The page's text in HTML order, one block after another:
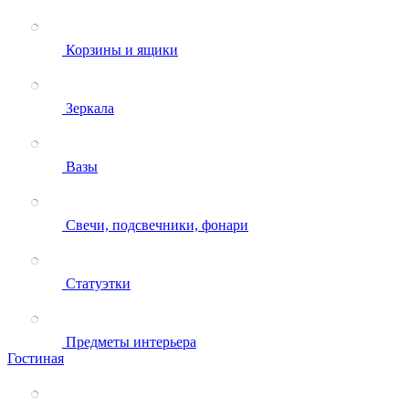
Корзины и ящики
Зеркала
Вазы
Свечи, подсвечники, фонари
Статуэтки
Предметы интерьера
Гостиная